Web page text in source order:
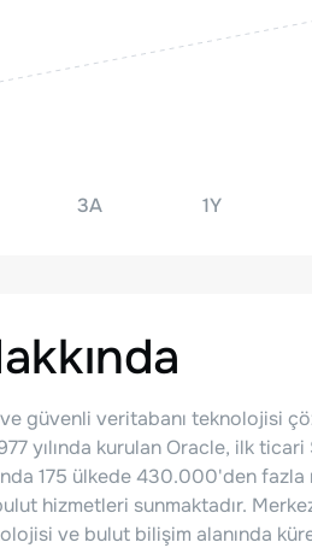
3A 1Y
güvenli veritabanı teknolojisi
yılında kurulan Oracle, ilk ticari
175 ülkede 430.000'den fazla
hizmetleri sunmaktadır.
ve bulut bilişim alanında